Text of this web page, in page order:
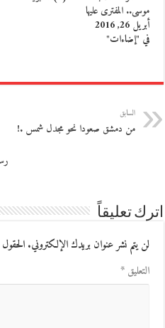
موسى.. المفترى عليها
أبريل 26, 2016
في "إضاءات"
السابق
من دمشق صعودا نحو مجدل شمس .!
اترك تعليقاً
لن يتم نشر عنوان بريدك الإلكتروني.
التعليق*